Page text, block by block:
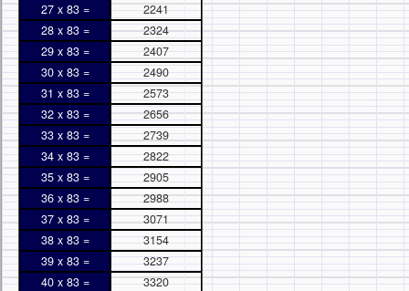
27 x 83 =
2241
28 x 83 =
2324
29 x 83 =
2407
30 x 83 =
2490
31 x 83 =
2573
32 x 83 =
2656
33 x 83 =
2739
34 x 83 =
2822
35 x 83 =
2905
36 x 83 =
2988
37 x 83 =
3071
38 x 83 =
3154
39 x 83 =
3237
40 x 83 =
3320